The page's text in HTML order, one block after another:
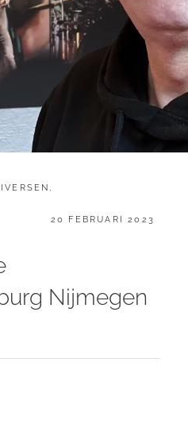
,
GEPLAATST
20 FEBRUARI 2023
Nijmegen